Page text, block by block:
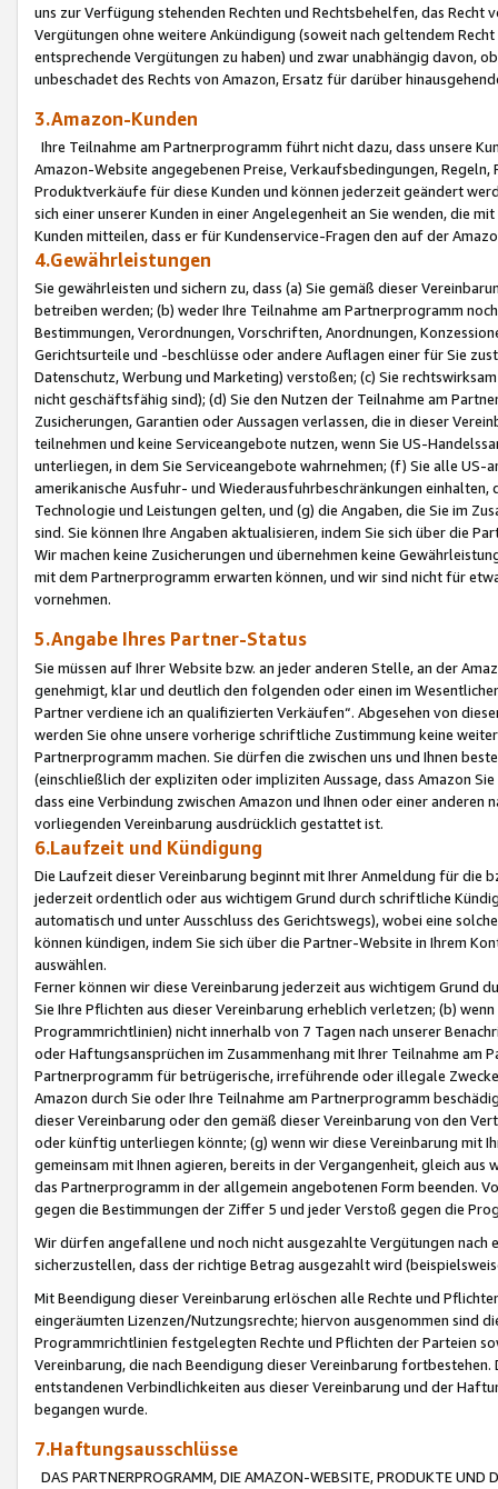
uns zur Verfügung stehenden Rechten und Rechtsbehelfen, das
Vergütungen ohne weitere Ankündigung (soweit nach geltendem
entsprechende Vergütungen zu haben) und zwar unabhängig davon,
unbeschadet des Rechts von Amazon, Ersatz für darüber
3.Amazon-Kunden
Ihre Teilnahme am Partnerprogramm führt nicht dazu, dass unsere
Amazon-Website angegebenen Preise, Verkaufsbedingungen,
Produktverkäufe für diese Kunden und können jederzeit geändert
sich einer unserer Kunden in einer Angelegenheit an Sie wenden, die
Kunden mitteilen, dass er für Kundenservice-Fragen den auf der
4.Gewährleistungen
Sie gewährleisten und sichern zu, dass (a) Sie gemäß dieser
betreiben werden; (b) weder Ihre Teilnahme am Partnerprogramm
Bestimmungen, Verordnungen, Vorschriften, Anordnungen,
Gerichtsurteile und -beschlüsse oder andere Auflagen einer für Sie
Datenschutz, Werbung und Marketing) verstoßen; (c) Sie
nicht geschäftsfähig sind); (d) Sie den Nutzen der Teilnahme am
Zusicherungen, Garantien oder Aussagen verlassen, die in dieser
teilnehmen und keine Serviceangebote nutzen, wenn Sie US-
unterliegen, in dem Sie Serviceangebote wahrnehmen; (f) Sie alle
amerikanische Ausfuhr- und Wiederausfuhrbeschränkungen
Technologie und Leistungen gelten, und (g) die Angaben, die Sie im
sind. Sie können Ihre Angaben aktualisieren, indem Sie sich über die
Wir machen keine Zusicherungen und übernehmen keine
mit dem Partnerprogramm erwarten können, und wir sind nicht für
vornehmen.
5.Angabe Ihres Partner-Status
Sie müssen auf Ihrer Website bzw. an jeder anderen Stelle, an der
genehmigt, klar und deutlich den folgenden oder einen im
Partner verdiene ich an qualifizierten Verkäufen“. Abgesehen von
werden Sie ohne unsere vorherige schriftliche Zustimmung keine
Partnerprogramm machen. Sie dürfen die zwischen uns und Ihnen
(einschließlich der expliziten oder impliziten Aussage, dass Amazon
dass eine Verbindung zwischen Amazon und Ihnen oder einer
vorliegenden Vereinbarung ausdrücklich gestattet ist.
6.Laufzeit und Kündigung
Die Laufzeit dieser Vereinbarung beginnt mit Ihrer Anmeldung für die
jederzeit ordentlich oder aus wichtigem Grund durch schriftliche
automatisch und unter Ausschluss des Gerichtswegs), wobei eine
können kündigen, indem Sie sich über die Partner-Website in Ihrem
auswählen.
Ferner können wir diese Vereinbarung jederzeit aus wichtigem Grund
Sie Ihre Pflichten aus dieser Vereinbarung erheblich verletzen; (b)
Programmrichtlinien) nicht innerhalb von 7 Tagen nach unserer
oder Haftungsansprüchen im Zusammenhang mit Ihrer Teilnahme am
Partnerprogramm für betrügerische, irreführende oder illegale
Amazon durch Sie oder Ihre Teilnahme am Partnerprogramm
dieser Vereinbarung oder den gemäß dieser Vereinbarung von den
oder künftig unterliegen könnte; (g) wenn wir diese Vereinbarung mit
gemeinsam mit Ihnen agieren, bereits in der Vergangenheit, gleich
das Partnerprogramm in der allgemein angebotenen Form beenden.
gegen die Bestimmungen der Ziffer 5 und jeder Verstoß gegen die
Wir dürfen angefallene und noch nicht ausgezahlte Vergütungen
sicherzustellen, dass der richtige Betrag ausgezahlt wird
Mit Beendigung dieser Vereinbarung erlöschen alle Rechte und
eingeräumten Lizenzen/Nutzungsrechte; hiervon ausgenommen sind
Programmrichtlinien festgelegten Rechte und Pflichten der Parteien
Vereinbarung, die nach Beendigung dieser Vereinbarung
entstandenen Verbindlichkeiten aus dieser Vereinbarung und der
begangen wurde.
7.Haftungsausschlüsse
DAS PARTNERPROGRAMM, DIE AMAZON-WEBSITE, PRODUKTE UND